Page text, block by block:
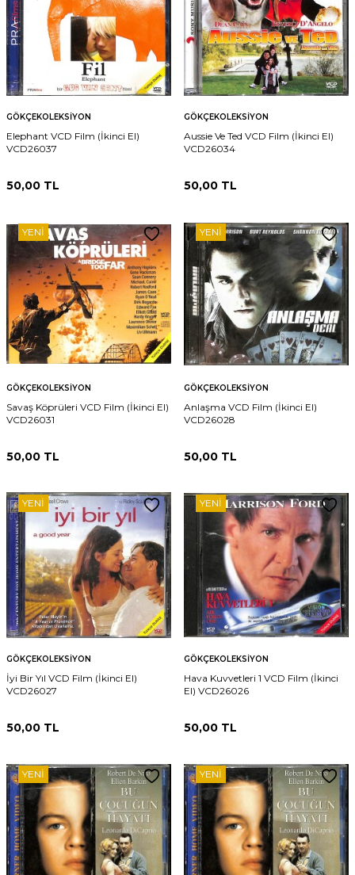
GÖKÇEKOLEKSIYON
Elephant VCD Film (İkinci El)
VCD26037
50,00 TL
GÖKÇEKOLEKSIYON
Aussie Ve Ted VCD Film (İkinci El)
VCD26034
50,00 TL
YENI
GÖKÇEKOLEKSIYON
Savaş Köprüleri VCD Film (İkinci El)
VCD26031
50,00 TL
YENI
GÖKÇEKOLEKSIYON
Anlaşma VCD Film (İkinci El)
VCD26028
50,00 TL
YENI
GÖKÇEKOLEKSIYON
İyi Bir Yıl VCD Film (İkinci El)
VCD26027
50,00 TL
YENI
GÖKÇEKOLEKSIYON
Hava Kuvvetleri 1 VCD Film (İkinci
El) VCD26026
50,00 TL
YENI YENI